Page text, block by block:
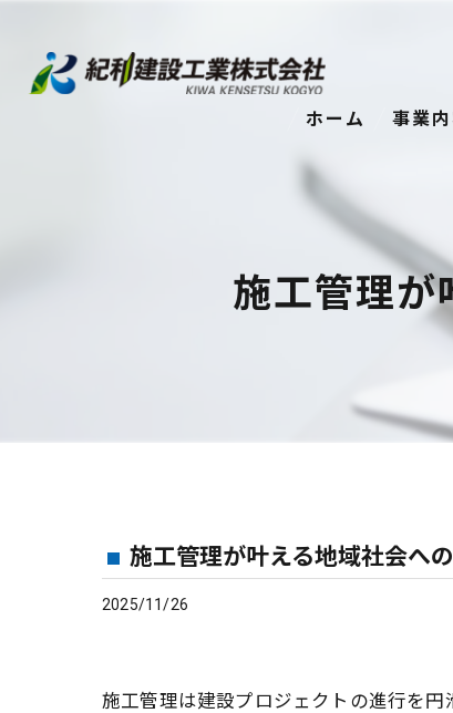
ホーム 事業
施工管理が
施工管理が叶える地域社会へ
2025/11/26
施工管理は建設プロジェクトの進行を